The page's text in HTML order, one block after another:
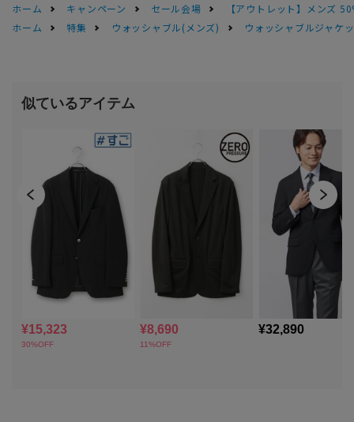
ホーム
キャンペーン セール会場
【アウトレット】メンズ
ホーム
特集 ウォッシャブル(メンズ) ウォッシャブルジャケ